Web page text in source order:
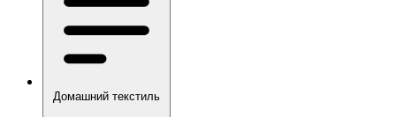
Домашний текстиль